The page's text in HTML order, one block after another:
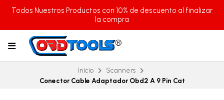
Todos Nuestros Productos con 10% de descuento al finalizar
la compra
Inicio
Scanners
Conector Cable Adaptador Obd2 A 9 Pin Cat